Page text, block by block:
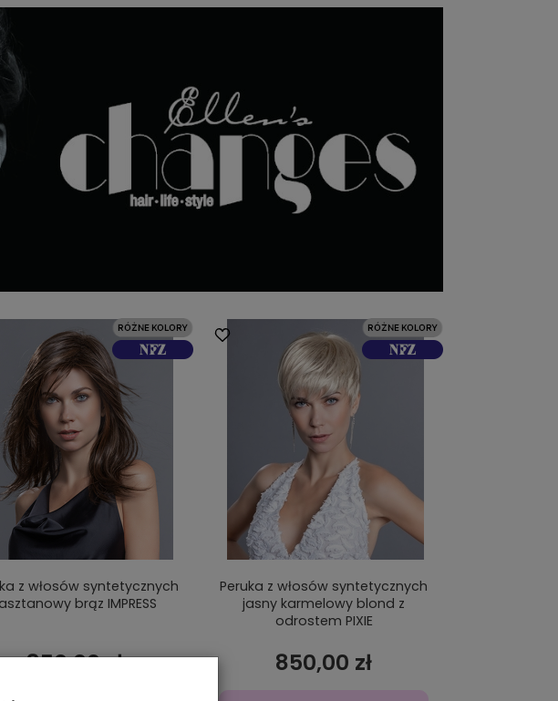
z włosów syntetycznych
brąz IMPRESS
850,00 zł
Peruka z włosów syntetycznych
jasny karmelowy blond z
odrostem PIXIE
850,00 zł